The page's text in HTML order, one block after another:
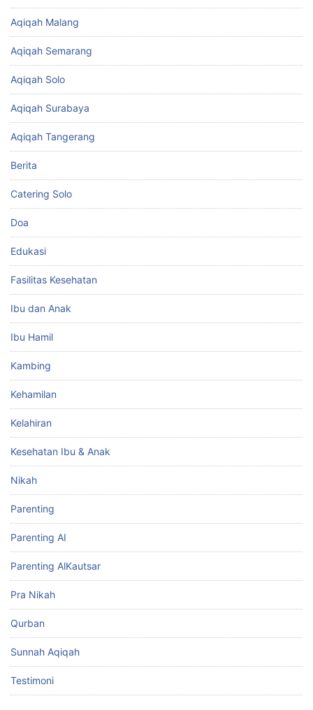
Aqiqah Malang
Aqiqah Semarang
Aqiqah Solo
Aqiqah Surabaya
Aqiqah Tangerang
Berita
Catering Solo
Doa
Edukasi
Fasilitas Kesehatan
Ibu dan Anak
Ibu Hamil
Kambing
Kehamilan
Kelahiran
Kesehatan Ibu & Anak
Nikah
Parenting
Parenting AI
Parenting AlKautsar
Pra Nikah
Qurban
Sunnah Aqiqah
Testimoni